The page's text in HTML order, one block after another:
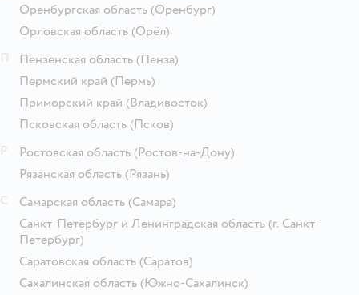
Оренбургская область (Оренбург)
Орловская область (Орёл)
Пензенская область (Пенза)
Пермский край (Пермь)
Приморский край (Владивосток)
Псковская область (Псков)
Ростовская область (Ростов-на-Дону)
Рязанская область (Рязань)
Самарская область (Самара)
Санкт-Петербург и Ленинградская область (г. Санкт-
Петербург)
Саратовская область (Саратов)
Сахалинская область (Южно-Сахалинск)